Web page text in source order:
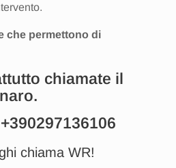
che permettono di
chiamate il
+390297136106
chiama WR!